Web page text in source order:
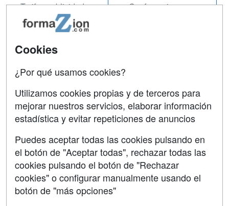
Tarifas publicidad
Acceso Usuarios
Acceso Centros
Conferencias
Contactar
Confidencialidad
Aviso legal
Copyleft
Cookies
¿Por qué usamos cookies?
Utilizamos cookies propias y de terceros para
mejorar nuestros servicios, elaborar información
estadística y evitar repeticiones de anuncios
Puedes aceptar todas las cookies pulsando en
el botón de "Aceptar todas", rechazar todas las
cookies pulsando el botón de "Rechazar
cookies" o configurar manualmente usando el
botón de "más opciones"